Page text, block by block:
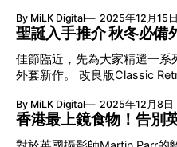
縣｜1983年 谷口吉生重視建築與周邊自然環境的和諧協調，
因而刻意將建築的一半隱藏在
調地與池水及陽光融為一體，
刻的設計，成了其標誌的設計
擊世界名作 豐田市美術館｜愛知縣｜
谷口吉生在日本的最高傑作，
「從未如此近」為展覽主題將
活哲學！ 香港科學館及歷史博物館立面設計比賽得獎者 意裔
藝術家Francesco Lietti主修
其創作以城市風景和自然景
生活之中，令藝術不再是高高
生。 其作品橫跨畫作及都市建設，多次與海外及香港本地單
位合作，包括贏得香港科學館
By MiLK Digital 2025年12月15日
聖誕入手推介 秋冬必備
佳節臨近，先為大家精選一系
外套新作。 改良版Classic Retro-X，更復古、更環保！
分，參巧了舊版Retro-X配置
毛面料更改用100% Repreve®
OceanCycle認證，進一步為
By MiLK Digital 2025年12月8日
香港最上鏡食物！告別